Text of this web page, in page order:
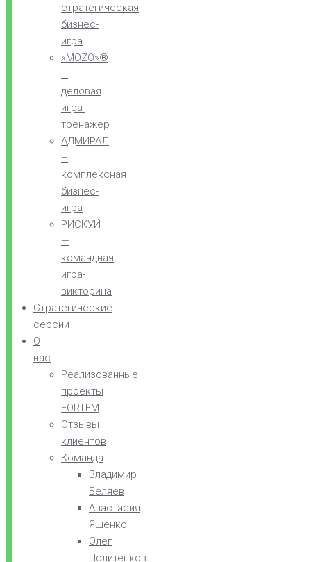
стратегическая
бизнес-
игра
«MOZO»®
–
деловая
игра-
тренажер
АДМИРАЛ
–
комплексная
бизнес-
игра
РИСКУЙ
—
командная
игра-
викторина
Стратегические
сессии
О
нас
Реализованные
проекты
FORTEM
Отзывы
клиентов
Команда
Владимир
Беляев
Анастасия
Ященко
Олег
Политенков